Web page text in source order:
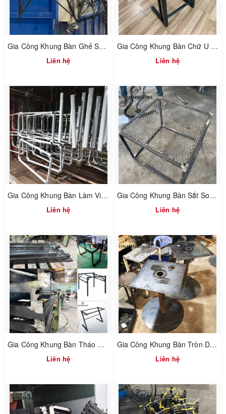
Gia Công Khung Bàn Ghế Sắt Mỹ Thuật / Processing Of Iron Art Furniture
Liên hệ
Gia Công Khung Bàn Chữ U / U Table Frame
Liên hệ
Gia Công Khung Bàn Làm Việc Văn Phòng Chân Oval / Oval Iron Table Frame
Liên hệ
Gia Công Khung Bàn Sắt Sofa Mặt Lưới Mắt Cá / Iron Table Frame Ankle Mesh
Liên hệ
Gia Công Khung Bàn Tháo Ráp Nhanh Bằng Ngàm Răng Cưa / Iron Furniture
Liên hệ
Gia Công Khung Bàn Tròn Dành Cho Quán Ăn / Processing Round Table Frames For Bars
Liên hệ